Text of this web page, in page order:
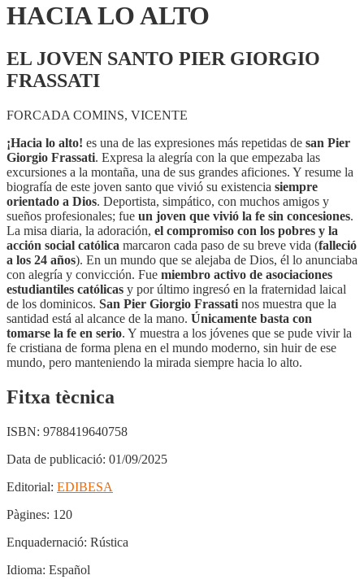
HACIA LO ALTO
EL JOVEN SANTO PIER GIORGIO
FRASSATI
FORCADA COMINS, VICENTE
¡Hacia lo alto! es una de las expresiones más repetidas de san Pier
Giorgio Frassati. Expresa la alegría con la que empezaba las
excursiones a la montaña, una de sus grandes aficiones. Y resume la
biografía de este joven santo que vivió su existencia siempre
orientado a Dios. Deportista, simpático, con muchos amigos y
sueños profesionales; fue un joven que vivió la fe sin concesiones.
La misa diaria, la adoración, el compromiso con los pobres y la
acción social católica marcaron cada paso de su breve vida (falleció
a los 24 años). En un mundo que se alejaba de Dios, él lo anunciaba
con alegría y convicción. Fue miembro activo de asociaciones
estudiantiles católicas y por último ingresó en la fraternidad laical
de los dominicos. San Pier Giorgio Frassati nos muestra que la
santidad está al alcance de la mano. Únicamente basta con
tomarse la fe en serio. Y muestra a los jóvenes que se pude vivir la
fe cristiana de forma plena en el mundo moderno, sin huir de ese
mundo, pero manteniendo la mirada siempre hacia lo alto.
Fitxa tècnica
ISBN: 9788419640758
Data de publicació: 01/09/2025
Editorial: EDIBESA
Pàgines: 120
Enquadernació: Rústica
Idioma: Español